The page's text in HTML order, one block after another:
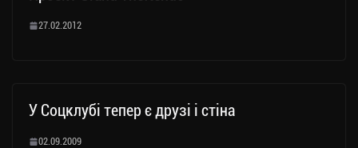
27.02.2012
У Соцклубі тепер є друзі і стіна
02.09.2009